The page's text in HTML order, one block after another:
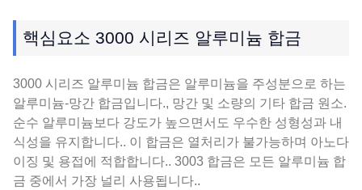
핵심요소 3000 시리즈 알루미늄 합금
3000 시리즈 알루미늄 합금은 알루미늄을 주성분으로 하는
알루미늄-망간 합금입니다., 망간 및 소량의 기타 합금 원소.
순수 알루미늄보다 강도가 높으면서도 우수한 성형성과 내
식성을 유지합니다.. 이 합금은 열처리가 불가능하며 아노다
이징 및 용접에 적합합니다.. 3003 합금은 모든 알루미늄 합
금 중에서 가장 널리 사용됩니다..